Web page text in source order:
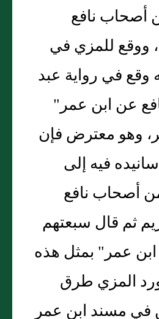
نافع
ووقع للمزي في
وقع في رواية عبد
عن ابن عمر"
وهو معترض فإن
فيه إلى
أصحاب نافع
ثم قال سبعتهم
عمر" بمثل هذه
المزي طرق
في مسند ابن عمر